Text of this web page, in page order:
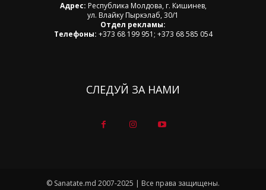
Адрес: Республика Молдова, г. Кишинев,
ул. Влайку Пыркэлаб, 30/1
Отдел рекламы:
Телефоны: +373 68 199 951; +373 68 585 054
СЛЕДУЙ ЗА НАМИ
© Sanatate.md 2007-2025 | Все права защищены.